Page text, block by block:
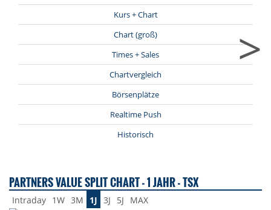
Kurs + Chart
Chart (groß)
Times + Sales
Chartvergleich
Börsenplätze
Realtime Push
Historisch
>
PARTNERS VALUE SPLIT CHART - 1 JAHR - TSX
Intraday 1W 3M 1J 3J 5J MAX